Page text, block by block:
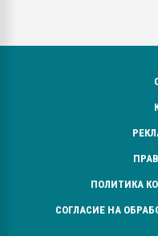
ПОЛИТИКА
СОГЛАСИЕ НА